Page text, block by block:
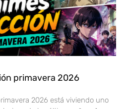
primavera 2026
2026 está viviendo uno